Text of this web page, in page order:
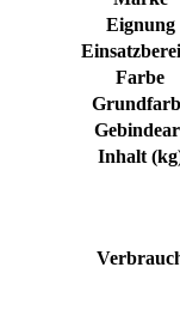
Eignung
Farbe
Inhalt